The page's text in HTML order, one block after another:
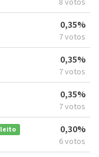
0,35%
7 votos
0,35%
7 votos
0,35%
7 votos
0,30%
6 votos